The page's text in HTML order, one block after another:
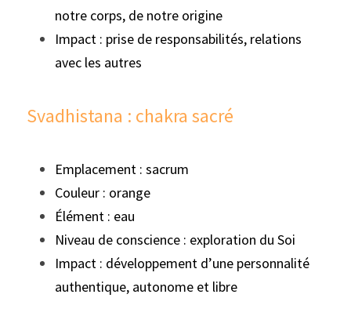
notre corps, de notre origine
Impact : prise de responsabilités, relations
avec les autres
Svadhistana : chakra sacré
Emplacement : sacrum
Couleur : orange
Élément : eau
Niveau de conscience : exploration du Soi
Impact : développement d’une personnalité
authentique, autonome et libre